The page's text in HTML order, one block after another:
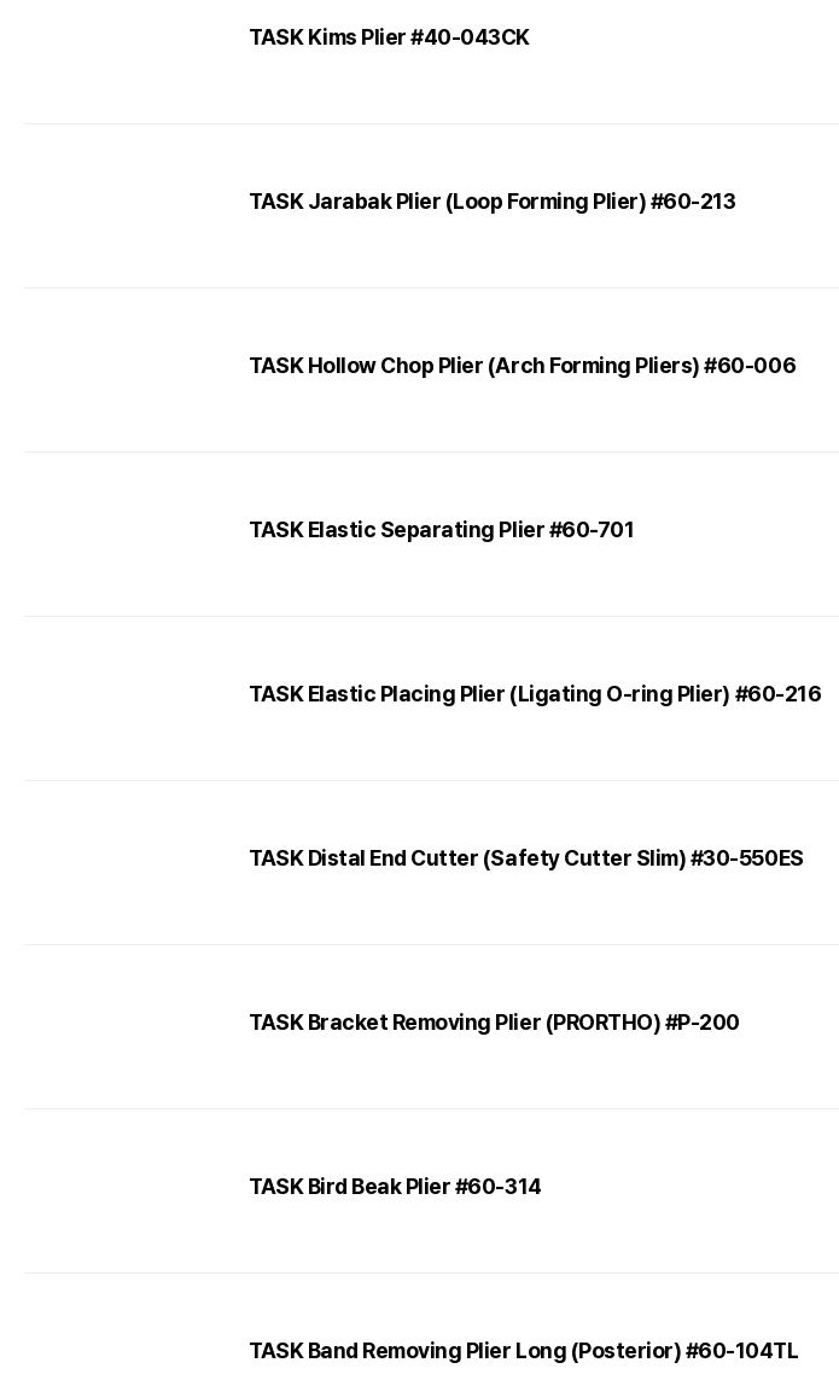
TASK Kims Plier #40-043CK
TASK Jarabak Plier (Loop Forming Plier) #60-213
TASK Hollow Chop Plier (Arch Forming Pliers) #60-006
TASK Elastic Separating Plier #60-701
TASK Elastic Placing Plier (Ligating O-ring Plier) #60-216
TASK Distal End Cutter (Safety Cutter Slim) #30-550ES
TASK Bracket Removing Plier (PRORTHO) #P-200
TASK Bird Beak Plier #60-314
TASK Band Removing Plier Long (Posterior) #60-104TL